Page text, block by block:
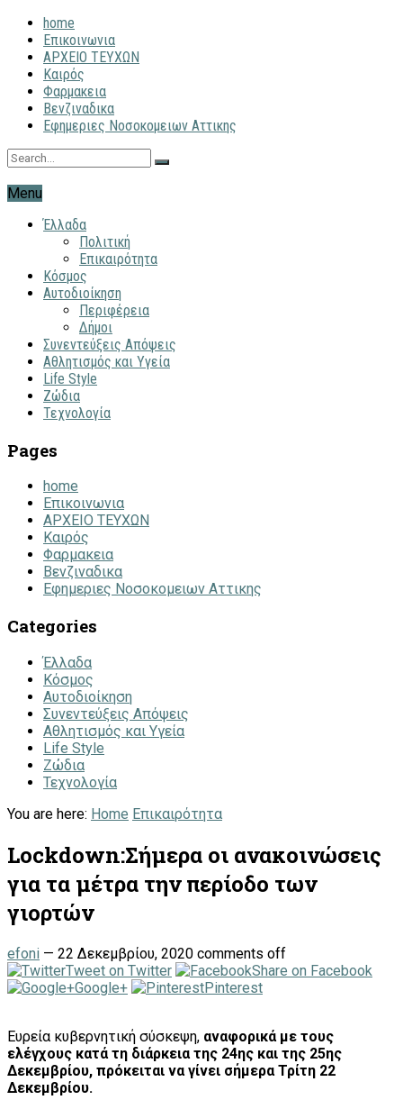
home
Επικοινωνια
ΑΡΧΕΙΟ ΤΕΥΧΩΝ
Καιρός
Φαρμακεια
Βενζιναδικα
Εφημεριες Νοσοκομειων Αττικης
Menu
Έλλαδα
Πολιτική
Επικαιρότητα
Κόσμος
Αυτοδιοίκηση
Περιφέρεια
Δήμοι
Συνεντεύξεις Απόψεις
Αθλητισμός και Υγεία
Life Style
Ζώδια
Τεχνολογία
Pages
home
Επικοινωνια
ΑΡΧΕΙΟ ΤΕΥΧΩΝ
Καιρός
Φαρμακεια
Βενζιναδικα
Εφημεριες Νοσοκομειων Αττικης
Categories
Έλλαδα
Κόσμος
Αυτοδιοίκηση
Συνεντεύξεις Απόψεις
Αθλητισμός και Υγεία
Life Style
Ζώδια
Τεχνολογία
You are here: Home Επικαιρότητα
Lockdown:Σήμερα οι ανακοινώσεις
για τα μέτρα την περίοδο των
γιορτών
efoni — 22 Δεκεμβρίου, 2020 comments off
Tweet on Twitter
Share on Facebook
Google+
Pinterest
Ευρεία κυβερνητική σύσκεψη, αναφορικά με τους
ελέγχους κατά τη διάρκεια της 24ης και της 25ης
Δεκεμβρίου, πρόκειται να γίνει σήμερα Τρίτη 22
Δεκεμβρίου.